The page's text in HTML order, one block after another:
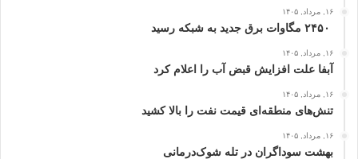
۱۶, مرداد, ۱۴۰۵
۱۶, مرداد, ۱۴۰۵
آبفا علت افزایش قبض آب را اعلام کرد
۱۶, مرداد, ۱۴۰۵
تنش‌های منطقه‌ای قیمت نفت را بالا کشید
۱۶, مرداد, ۱۴۰۵
بهشت سوداگران در تله شوک‌درمانی